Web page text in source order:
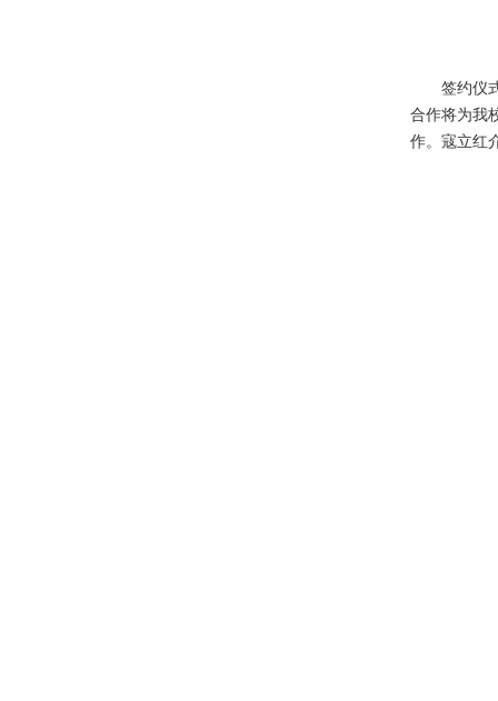
签约仪
合作将为我
作。寇立红